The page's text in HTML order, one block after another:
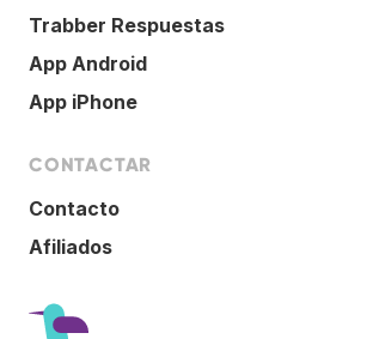
Trabber Respuestas
App Android
App iPhone
CONTACTAR
Contacto
Afiliados